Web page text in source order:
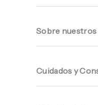
Sobre nuestros
Cuidados y